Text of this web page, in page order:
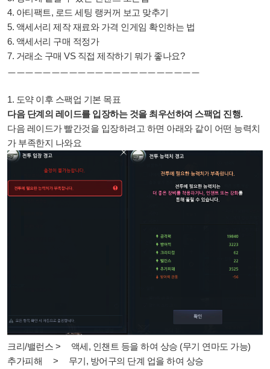
4. 아티팩트, 로드 세팅 랭커꺼 보고 맞추기
5. 액세서리 제작 재료와 가격 인게임 확인하는 법
6. 액세서리 구매 적정가
7. 거래소 구매 VS 직접 제작하기 뭐가 좋나요?
ㅡㅡㅡㅡㅡㅡㅡㅡㅡㅡㅡㅡㅡㅡㅡㅡㅡㅡㅡㅡㅡㅡ
1. 도약 이후 스팩업 기본 목표
다음 단계의 레이드를 입장하는 것을 최우선하여 스팩업 진행.
다음 레이드가 빨간것을 입장하려고 하면 아래와 같이 어떤 능력치
가 부족한지 나와요
크리/밸런스 > 액세, 인챈트 등을 하여 상승 (무기 연마도 가능)
추가피해 > 무기, 방어구의 단계 업을 하여 상승